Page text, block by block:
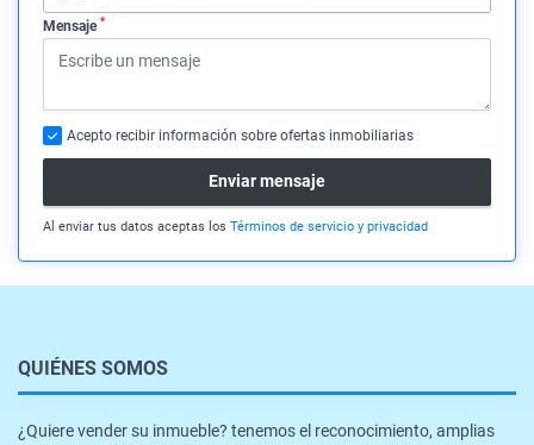
Mensaje *
Acepto recibir información sobre ofertas inmobiliarias
Enviar mensaje
Al enviar tus datos aceptas los Términos de servicio y privacidad
QUIÉNES SOMOS
¿Quiere vender su inmueble? tenemos el reconocimiento, amplias